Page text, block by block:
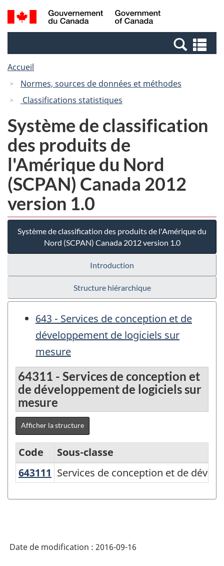
Passer
au
Passer
à
Canada
Recherche
et
et
Accueil
Normes, sources de données et méthodes
Classifications statistiques
Système de classification
des produits de
l'Amérique du Nord
(SCPAN) Canada 2012
version 1.0
Système de classification des produits de l'Amérique du
Nord (SCPAN) Canada 2012 version 1.0
Introduction
Structure hiérarchique
643 - Services de conception et de
développement de logiciels sur
mesure
64311 - Services de conception et
de développement de logiciels sur
mesure
Afficher la structure
Système
produits
Code
Sous-classe
643111 Services de conception et de
Services de conception et de
Date de modification : 2016-09-16